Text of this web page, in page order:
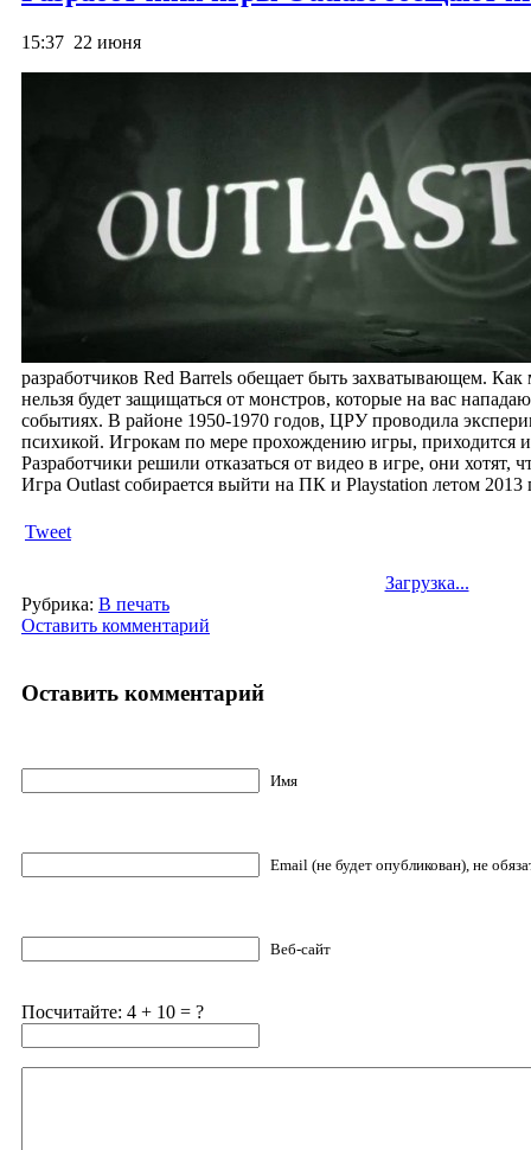
15:37 22 июня
разработчиков Red Barrels обещает быть захватывающем.
нельзя будет защищаться от монстров, которые на вас
событиях. В районе 1950-1970 годов, ЦРУ проводила
психикой. Игрокам по мере прохождению игры, приходится
Разработчики решили отказаться от видео в игре, они хотят,
Игра Outlast собирается выйти на ПК и Playstation летом 2013
Tweet
Загрузка...
Рубрика: В печать
Оставить комментарий
Оставить комментарий
Имя
Email (не будет опубликован), не
Веб-сайт
Посчитайте: 4 + 10 = ?